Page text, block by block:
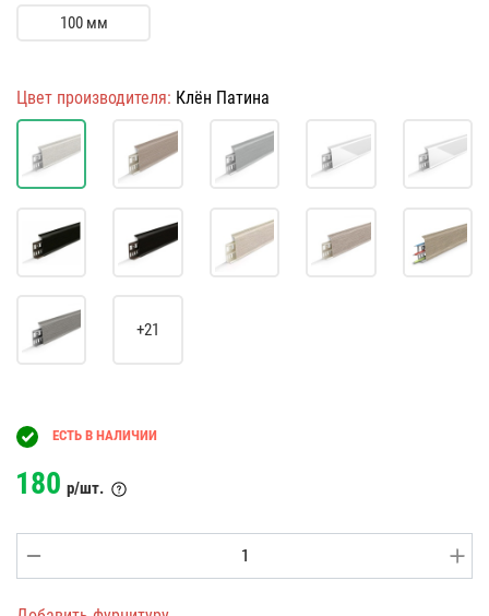
100 мм
Цвет производителя: Клён Патина
+21
ЕСТЬ В НАЛИЧИИ
180 р/шт.